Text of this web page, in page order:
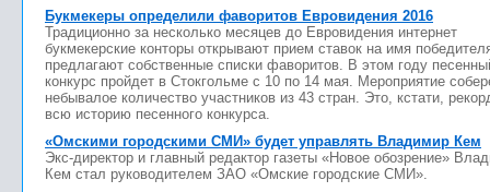
Букмекеры определили фаворитов Евровидения 2016
Традиционно за несколько месяцев до Евровидения интернет
букмекерские конторы открывают прием ставок на имя
предлагают собственные списки фаворитов. В этом году
конкурс пройдет в Стокгольме с 10 по 14 мая. Мероприятие
небывалое количество участников из 43 стран. Это, кстати,
всю историю песенного конкурса.
«Омскими городскими СМИ» будет управлять Владимир Кем
Экс-директор и главный редактор газеты «Новое обозрение»
Кем стал руководителем ЗАО «Омские городские СМИ».